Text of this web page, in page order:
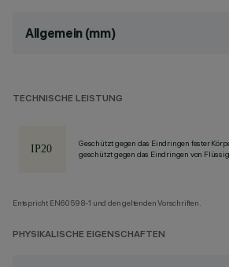
Allgemein (mm)
TECHNISCHE LEISTUNG
Geschützt gegen das Eindringen fester
geschützt gegen das Eindringen von
Entspricht EN60598-1 und den geltenden Vorschriften.
PHYSIKALISCHE EIGENSCHAFTEN